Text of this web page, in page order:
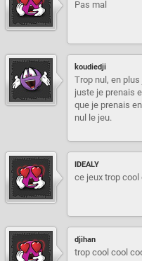
Pas mal
koudiedji
Trop nul, en
juste je prenais
que je prenais
nul le jeu.
IDEALY
ce jeux trop cool
djihan
trop cool cool